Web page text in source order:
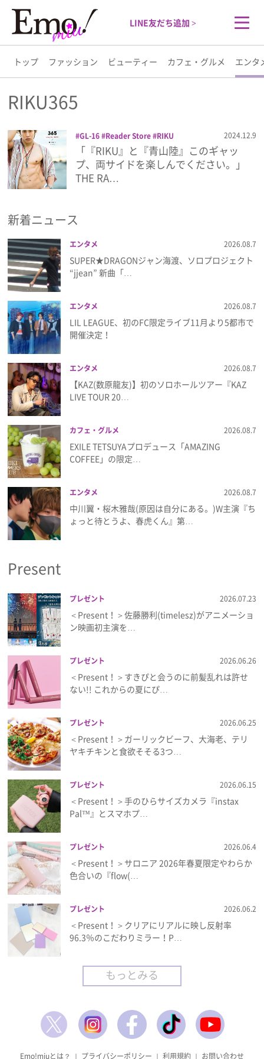
LINE友だち追加 >
トップ ファッション ビューティー カフェ・グルメ エンタ
トップ
ファッション
ビューティー
カフェ・グルメ
エンタメ
ライフスタイル
プレゼント
インタビュー
フィルム
Emoメン
ランキング
Emo!miuとは？
免責事項
プライバシーポリシー
利用規約
お問い合わせ
RIKU365
GL-16 Reader Store
RIKU
RIKU365
THE RAMPAGE from EXILE
TRIBE 楽天
2024.12.9
「『RIKU』と『青山陸』このギャッ
プ、両サイドを楽しんでください。」
THE RA…
新着ニュース
エンタメ 2026.08.7
SUPER★DRAGONジャン海渡、ソロプロジェクト
“jjean” 新曲「…
エンタメ 2026.08.7
LIL LEAGUE、初のFC限定ライブ11月より5都市で
開催決定！
エンタメ 2026.08.7
【KAZ(数原龍友)】初のソロホールツアー『KAZ
LIVE TOUR 20…
カフェ・グルメ 2026.08.7
EXILE TETSUYAプロデュース「AMAZING
COFFEE」の限定…
エンタメ 2026.08.7
中川翼・桜木雅哉(原因は自分にある。)W主演『ち
ょっと待とうよ、春虎くん』第…
Present
プレゼント 2026.07.23
＜Present！＞佐藤勝利(timelesz)がアニメーショ
ン映画初主演を…
プレゼント 2026.06.26
＜Present！＞すきぴと会うのに前髪乱れは許せ
ない!! これからの夏にぴ…
プレゼント 2026.06.25
＜Present！＞ガーリックビーフ、大海老、テリ
ヤキチキンと食欲そそる3つ…
プレゼント 2026.06.15
＜Present！＞手のひらサイズカメラ『instax
Pal™』とスマホプ…
プレゼント 2026.06.4
＜Present！＞サロニア 2026年春夏限定やわらか
色合いの『flow(…
プレゼント 2026.06.2
＜Present！＞クリアにリアルに映し反射率
96.3％のこだわりミラー！P…
もっとみる
Emo!miuとは？ ｜ プライバシーポリシー ｜ 利用規約 ｜ お問い合わせ